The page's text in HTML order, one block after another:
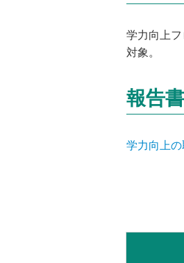
学力向上
対象。
報告書
学力向上